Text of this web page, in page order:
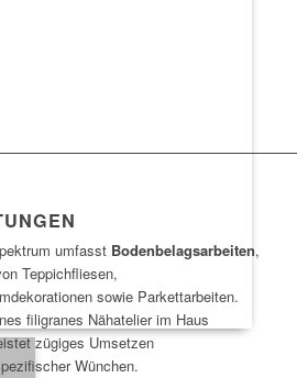
umfasst Bodenbelagsarbeiten,
Teppichfliesen,
sowie Parkettarbeiten.
filigranes Nähatelier im Haus
zügiges Umsetzen
Wünchen.